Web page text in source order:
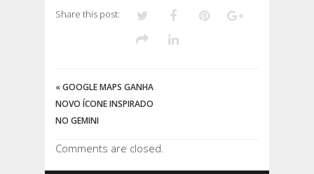
Share this post:
«GOOGLE MAPS GANHA
NOVO ÍCONE INSPIRADO
NO GEMINI
Comments are closed.